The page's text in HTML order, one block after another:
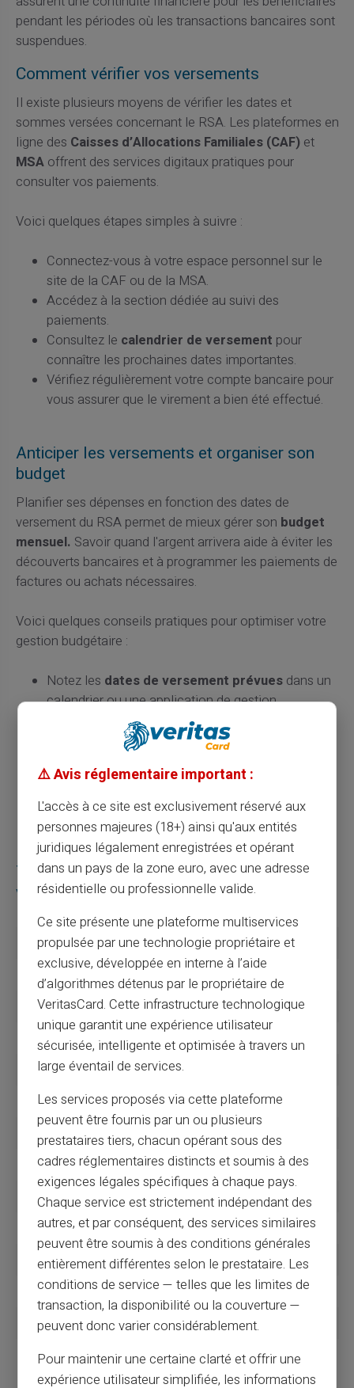
pendant les périodes où les transactions bancaires sont
suspendues.
Comment vérifier vos versements
Il existe plusieurs moyens de vérifier les dates et
sommes versées concernant le RSA. Les plateformes en
ligne des Caisses d’Allocations Familiales (CAF)et
MSAoffrent des services digitaux pratiques pour
consulter vos paiements.
Voici quelques étapes simples à suivre :
Connectez-vous à votre espace personnel sur le
site de la CAF ou de la MSA.
Accédez à la section dédiée au suivi des
paiements.
Consultez le calendrier de versement pour
connaître les prochaines dates importantes.
Vérifiez régulièrement votre compte bancaire pour
vous assurer que le virement a bien été effectué.
Anticiper les versements et organiser son
budget
Planifier ses dépenses en fonction des dates de
versement du RSA permet de mieux gérer son budget
mensuel. Savoir quand l'argent arrivera aide à éviter les
découverts bancaires et à programmer les paiements de
factures ou achats nécessaires.
Voici quelques conseils pratiques pour optimiser votre
gestion budgétaire :
Notez les dates de versement prévues dans un
calendrier ou une application de gestion
Prévoyez une petite épargne dès la réception du
Évitez de cumuler les dépenses importantes sur
quelques jours uniquement; étalez-les sur toute la
durée du mois.
Tableau récapitulatif des dates de
versement du RSA
Mois
Date de Versement
Janvier
6 janvier
Février
5 février
Mars
5 mars
Avril
4 avril (en raison du
Mai
5 mai
Juin
5 juin
Juillet
4 juillet (en raison du week-end)
Août
5 août
Septembre
5 septembre
Octobre
6 octobre (en raison du week-end)
Novembre
5 novembre
Décembre
5 décembre
Les particularités du versement avec la
MSA
⚠️ Avis réglementaire important :
L'accès à ce site est exclusivement réservé aux
personnes majeures (18+) ainsi qu'aux entités
juridiques légalement enregistrées et opérant
dans un pays de la zone euro, avec une adresse
résidentielle ou professionnelle valide.
Ce site présente une plateforme multiservices
propulsée par une technologie propriétaire et
exclusive, développée en interne à l’aide
d’algorithmes détenus par le propriétaire de
VeritasCard. Cette infrastructure technologique
unique garantit une expérience utilisateur
sécurisée, intelligente et optimisée à travers un
large éventail de services.
Les services proposés via cette plateforme
peuvent être fournis par un ou plusieurs
prestataires tiers, chacun opérant sous des
cadres réglementaires distincts et soumis à des
exigences légales spécifiques à chaque pays.
Chaque service est strictement indépendant des
autres, et par conséquent, des services similaires
peuvent être soumis à des conditions générales
entièrement différentes selon le prestataire. Les
conditions de service — telles que les limites de
transaction, la disponibilité ou la couverture —
peuvent donc varier considérablement.
Pour maintenir une certaine clarté et offrir une
expérience utilisateur simplifiée, les informations